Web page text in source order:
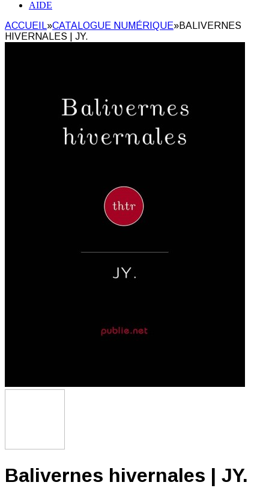
AIDE
ACCUEIL»CATALOGUE NUMÉRIQUE»BALIVERNES
HIVERNALES | JY.
Balivernes hivernales | JY.